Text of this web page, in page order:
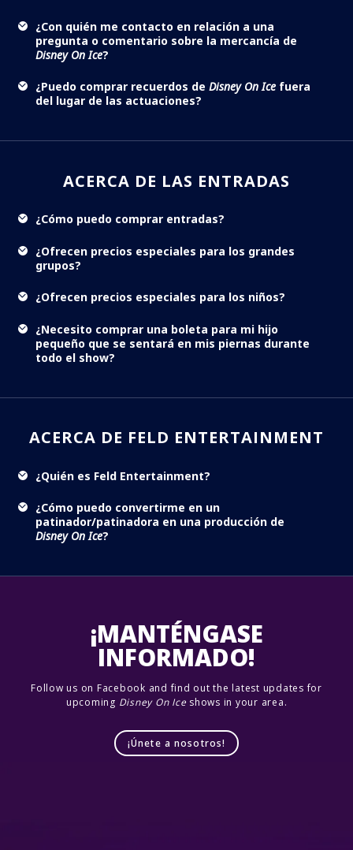
¿Con quién me contacto en relación a una
pregunta o comentario sobre la mercancía de
Disney On Ice?
¿Puedo comprar recuerdos de Disney On Ice fuera
del lugar de las actuaciones?
ACERCA DE LAS ENTRADAS
¿Cómo puedo comprar entradas?
¿Ofrecen precios especiales para los grandes
grupos?
¿Ofrecen precios especiales para los niños?
¿Necesito comprar una boleta para mi hijo
pequeño que se sentará en mis piernas durante
todo el show?
ACERCA DE FELD ENTERTAINMENT
¿Quién es Feld Entertainment?
¿Cómo puedo convertirme en un
patinador/patinadora en una producción de
Disney On Ice?
¡MANTÉNGASE
INFORMADO!
Follow us on Facebook and find out the latest updates for
upcoming Disney On Iceshows in your area.
¡Únete a nosotros!